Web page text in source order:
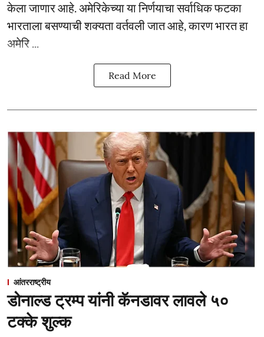
केला जाणार आहे. अमेरिकेच्या या निर्णयाचा सर्वाधिक फटका
भारताला बसण्याची शक्यता वर्तवली जात आहे, कारण भारत हा
अमेरि ...
Read More
आंतरराष्ट्रीय
डोनाल्ड ट्रम्प यांनी कॅनडावर लावले ५०
टक्के शुल्क